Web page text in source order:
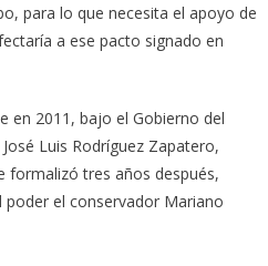
para lo que necesita el apoyo de
a ese pacto signado en
en 2011, bajo el Gobierno del
Luis Rodríguez Zapatero,
formalizó tres años después,
el conservador Mariano